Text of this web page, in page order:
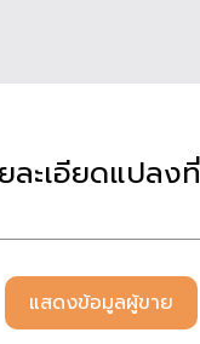
ละเอียดแปลง
แสดงข้อมูลผู้ขาย